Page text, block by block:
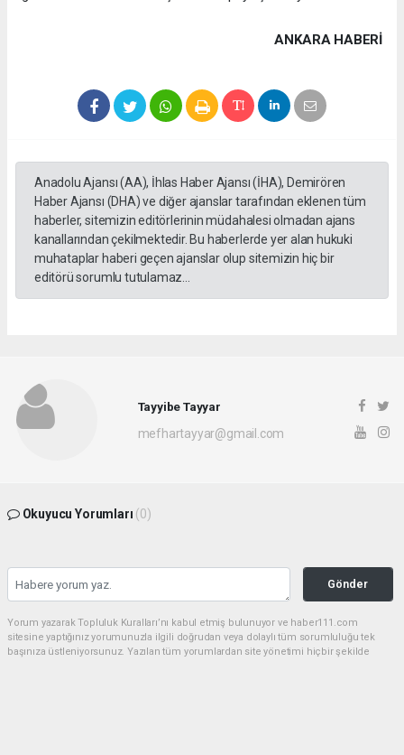
ANKARA HABERİ
Anadolu Ajansı (AA), İhlas Haber Ajansı (İHA), Demirören
Haber Ajansı (DHA) ve diğer ajanslar tarafından eklenen tüm
haberler, sitemizin editörlerinin müdahalesi olmadan ajans
kanallarından çekilmektedir. Bu haberlerde yer alan hukuki
muhataplar haberi geçen ajanslar olup sitemizin hiç bir
editörü sorumlu tutulamaz...
Tayyibe Tayyar
mefhartayyar@gmail.com
Okuyucu Yorumları (0)
Gönder
Yorum yazarak Topluluk Kuralları’nı kabul etmiş bulunuyor ve haber111.com
sitesine yaptığınız yorumunuzla ilgili doğrudan veya dolaylı tüm sorumluluğu tek
başınıza üstleniyorsunuz. Yazılan tüm yorumlardan site yönetimi hiçbir şekilde